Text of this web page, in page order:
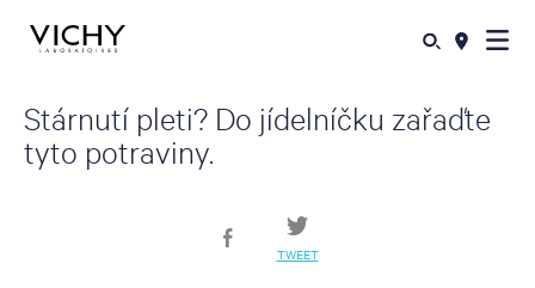
Stárnutí pleti? Do jídelníčku zařaďte
tyto potraviny.
TWEET